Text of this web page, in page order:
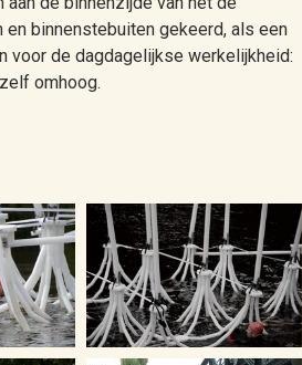
binnenstebuiten gekeerd, als een
voor de dagdagelijkse werkelijkheid:
omhoog.